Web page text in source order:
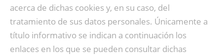
acerca de dichas cookies y, en su caso, del
tratamiento de sus datos personales. Únicamente a
título informativo se indican a continuación los
enlaces en los que se pueden consultar dichas